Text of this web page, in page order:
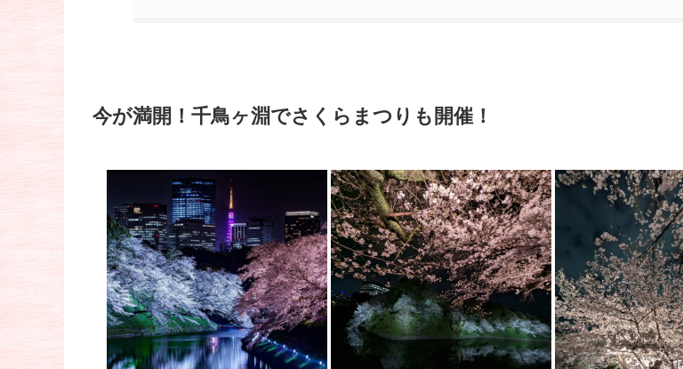
今が満開！千鳥ヶ淵でさくらまつりも開催！